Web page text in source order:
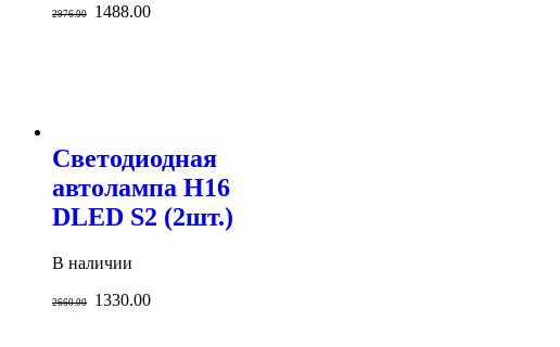
2976.00 1488.00
Светодиодная
автолампа H16
DLED S2 (2шт.)
В наличии
2660.00 1330.00